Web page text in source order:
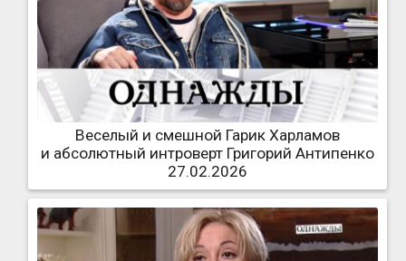
Веселый и смешной Гарик Харламов
и абсолютный интроверт Григорий Антипенко
27.02.2026